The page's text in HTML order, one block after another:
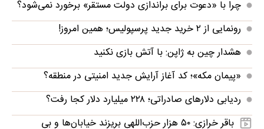
چرا با «دعوت برای براندازی دولت مستقر» برخورد نمی‌شود؟
رونمایی از ۲ خرید جدید پرسپولیس؛ همین امروز!
هشدار چین به ژاپن: با آتش بازی نکنید
«پیمان مکه»؛ کد آغاز آرایش جدید امنیتی در منطقه؟
ردیابی دلارهای صادراتی؛ ۲۲۸ میلیارد دلار کجا رفت؟
باقر خرازی: ۵۰ هزار حزب‌اللهی بریزند خیابان‌ها و بی